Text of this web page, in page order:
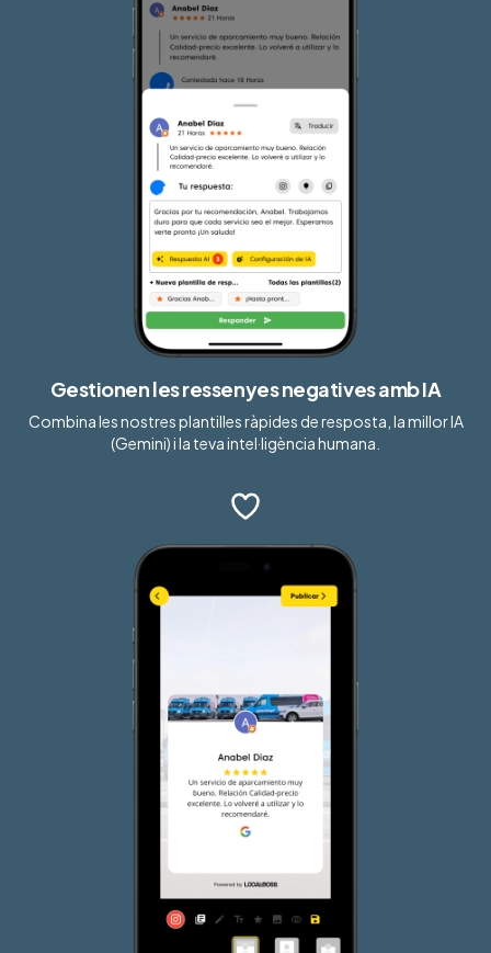
Gestionen les ressenyes negatives amb IA
Combina les nostres plantilles ràpides de resposta, la millor IA
(Gemini) i la teva intel·ligència humana.